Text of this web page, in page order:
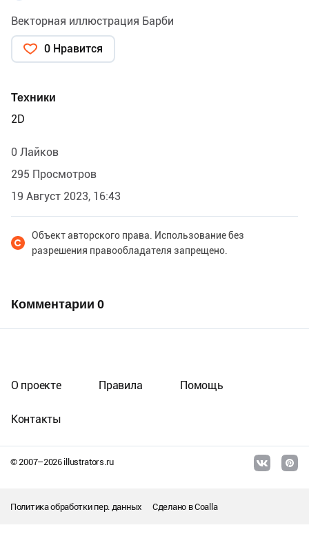
Векторная иллюстрация Барби
0 Нравится
Техники
2D
0 Лайков
295 Просмотров
19 Август 2023, 16:43
Объект авторского права. Использование без
разрешения правообладателя запрещено.
Комментарии 0
© 2007–2026illustrators.ru
О проекте Правила Помощь
Контакты
Политика обработки пер. данных Сделано вCoalla